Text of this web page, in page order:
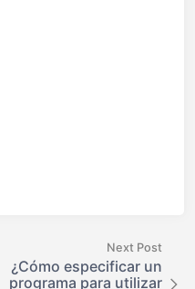
Next Post
¿Cómo especificar un
programa para utilizar